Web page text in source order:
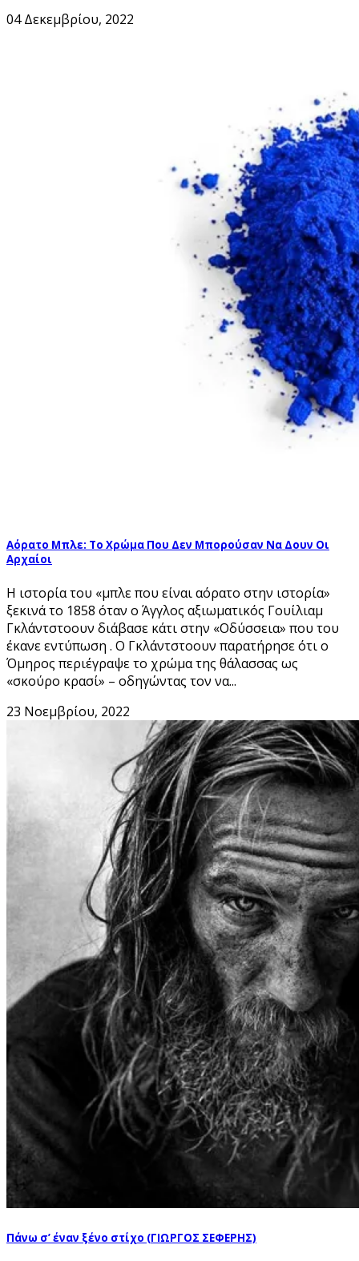
04 Δεκεμβρίου, 2022
Αόρατο Μπλε: Το Χρώμα Που Δεν Μπορούσαν Να Δουν Οι
Αρχαίοι
Η ιστορία του «μπλε που είναι αόρατο στην ιστορία»
ξεκινά το 1858 όταν ο Άγγλος αξιωματικός Γουίλιαμ
Γκλάντστοουν διάβασε κάτι στην «Οδύσσεια» που του
έκανε εντύπωση . Ο Γκλάντστοουν παρατήρησε ότι ο
Όμηρος περιέγραψε το χρώμα της θάλασσας ως
«σκούρο κρασί» – οδηγώντας τον να...
23 Νοεμβρίου, 2022
Πάνω σ’ έναν ξένο στίχο (ΓΙΩΡΓΟΣ ΣΕΦΕΡΗΣ)